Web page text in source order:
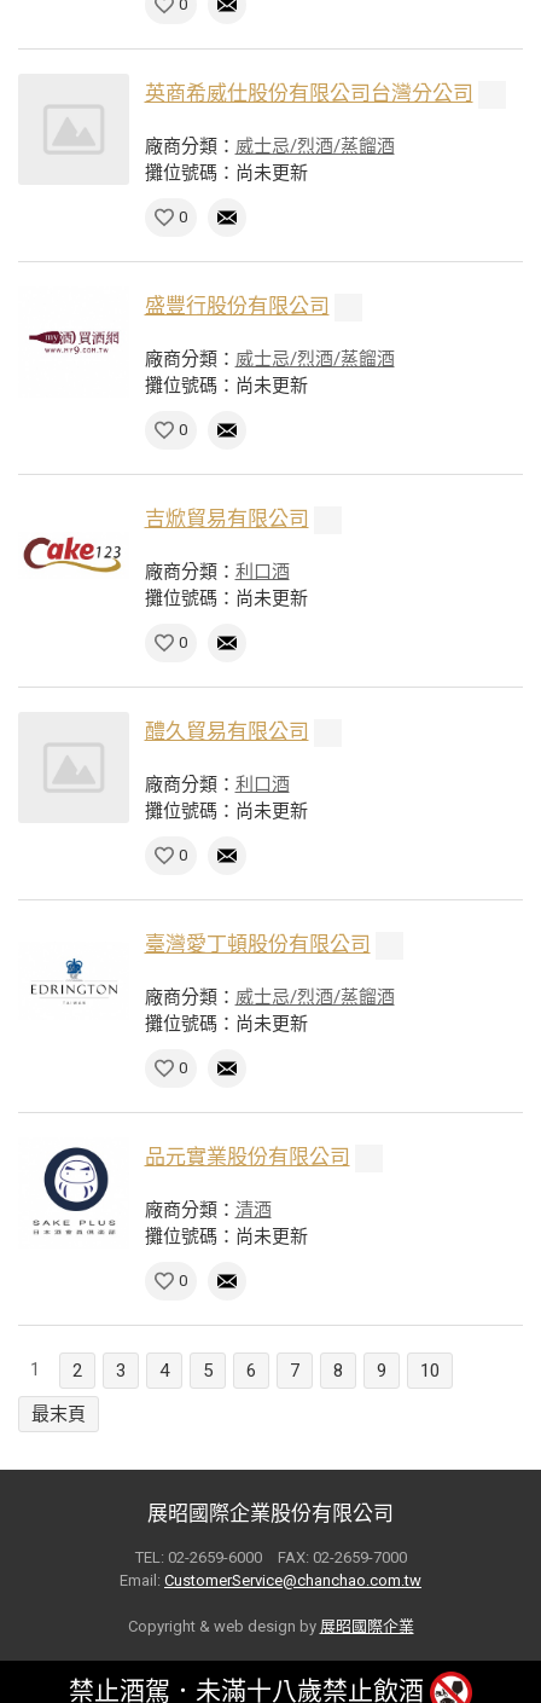
0
英商希威仕股份有限公司台灣分公司
廠商分類： 威士忌/烈酒/蒸餾酒
攤位號碼：尚未更新
0
盛豐行股份有限公司
廠商分類： 威士忌/烈酒/蒸餾酒
攤位號碼：尚未更新
0
吉焮貿易有限公司
廠商分類： 利口酒
攤位號碼：尚未更新
0
醴久貿易有限公司
廠商分類： 利口酒
攤位號碼：尚未更新
0
臺灣愛丁頓股份有限公司
廠商分類： 威士忌/烈酒/蒸餾酒
攤位號碼：尚未更新
0
品元實業股份有限公司
廠商分類： 清酒
攤位號碼：尚未更新
0
1 2 3 4 5 6 7 8 9
10
最末頁
展昭國際企業股份有限公司
TEL: 02-2659-6000 FAX: 02-2659-7000
Email: CustomerService@chanchao.com.tw
Copyright & web design by 展昭國際企業
禁止酒駕．未滿十八歲禁止飲酒